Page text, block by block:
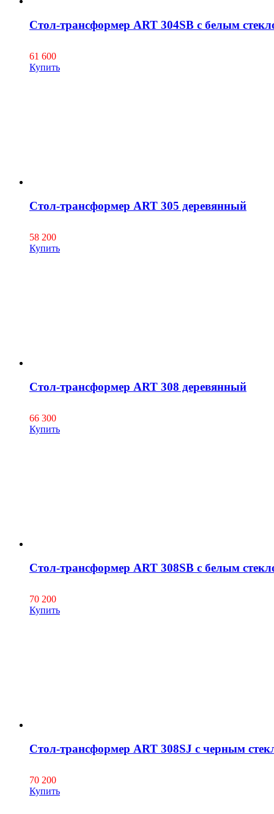
Стол-трансформер ART 304SB с белым
61 600
Купить
Стол-трансформер ART 305 деревянный
58 200
Купить
Стол-трансформер ART 308 деревянный
66 300
Купить
Стол-трансформер ART 308SB с белым
70 200
Купить
Стол-трансформер ART 308SJ с черным
70 200
Купить